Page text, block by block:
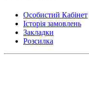
Особистий Кабінет
Історія замовлень
Закладки
Розсилка